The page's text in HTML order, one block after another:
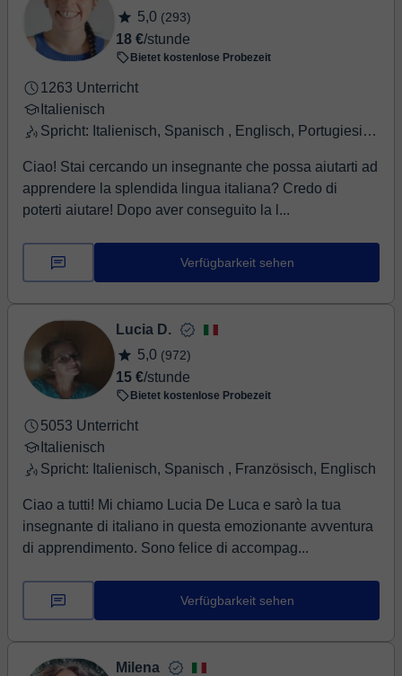
5,0 (293)
18 €/stunde
Bietet kostenlose Probezeit
1263 Unterricht
Italienisch
Spricht: Italienisch, Spanisch , Englisch, Portugiesisch
Ciao! Stai cercando un insegnante che possa aiutarti ad
apprendere la splendida lingua italiana? Credo di
poterti aiutare! Dopo aver conseguito la l...
Verfügbarkeit sehen
Lucia D.
5,0 (972)
15 €/stunde
Bietet kostenlose Probezeit
5053 Unterricht
Italienisch
Spricht: Italienisch, Spanisch , Französisch, Englisch
Ciao a tutti! Mi chiamo Lucia De Luca e sarò la tua
insegnante di italiano in questa emozionante avventura
di apprendimento. Sono felice di accompag...
Verfügbarkeit sehen
Milena